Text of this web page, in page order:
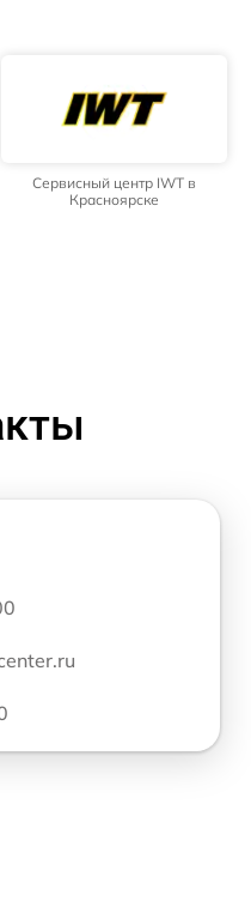
Сервисный центр IWT в
Красноярске